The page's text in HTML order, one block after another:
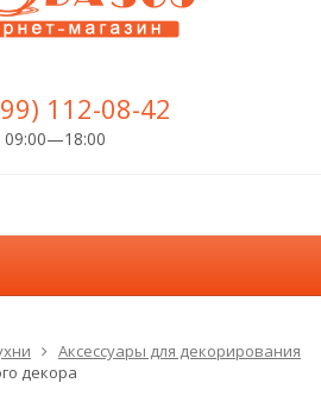
112-08-42
Аксессуары для декорирования
декора